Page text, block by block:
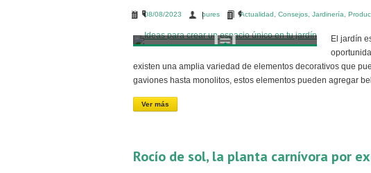
08/08/2023 bures Actualidad Consejos Jardinería
El jardín
existen una amplia variedad de elementos decorativos que
gaviones hasta monolitos, estos elementos pueden agregar
Ver más
Rocío de sol, la planta carnívora por